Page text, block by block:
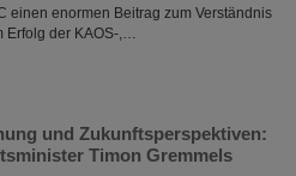
einen enormen Beitrag zum Verständnis
Erfolg der KAOS-,…
und Zukunftsperspektiven:
Timon Gremmels